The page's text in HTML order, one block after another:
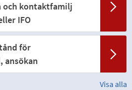
och kontaktfamilj
IFO
för
ansökan
Visa alla